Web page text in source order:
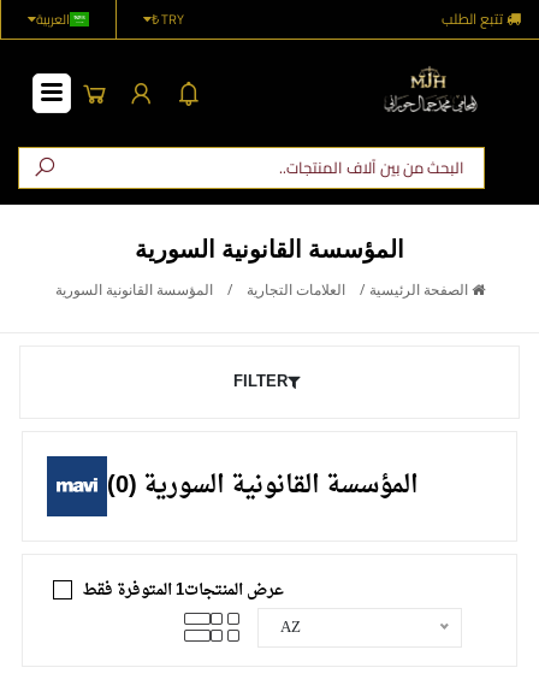
تواصل
TRY ₺ العربية
المؤسسة القانونية السورية
الصفحة الرئيسية / العلامات التجارية / المؤسسة القانونية السورية
FILTER
المؤسسة القانونية السورية (0)
عرض المنتجات1 المتوفرة فقط
AZ